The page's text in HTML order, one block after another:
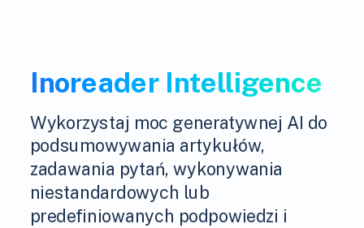
Inoreader Intelligence
Wykorzystaj moc generatywnej AI do
podsumowywania artykułów,
zadawania pytań, wykonywania
niestandardowych lub
predefiniowanych podpowiedzi i